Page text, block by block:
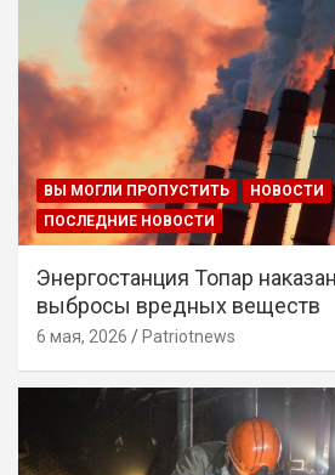
ВЫ МОГЛИ ПРОПУСТИТЬ
НОВОСТИ
ПОСЛЕДНИЕ НОВОСТИ
Энергостанция Топар
выбросы вредных веществ
6 мая, 2026 Patriotnews